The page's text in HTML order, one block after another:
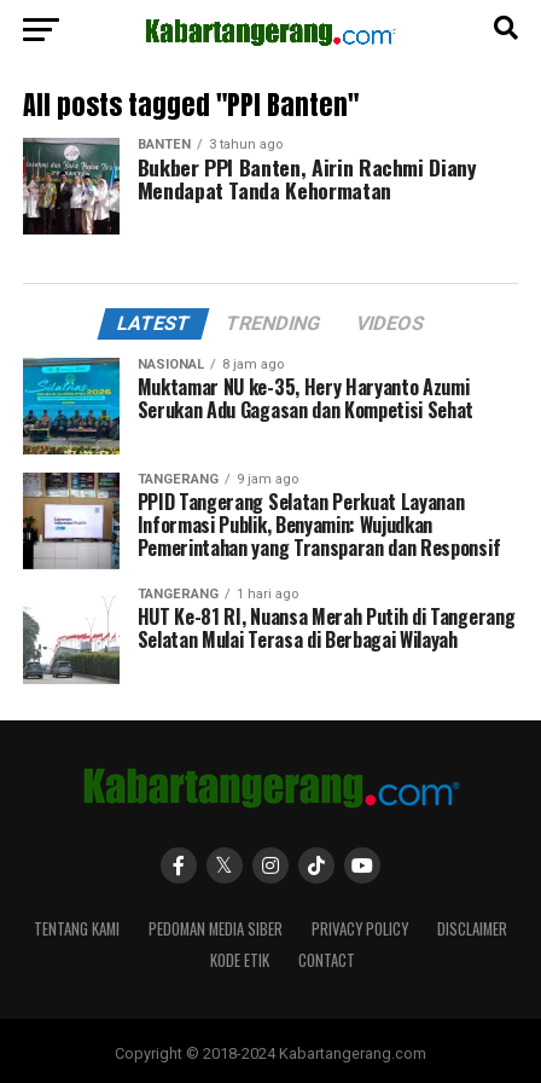
All posts tagged "PPI Banten"
BANTEN 3 tahun ago
Bukber PPI Banten, Airin Rachmi Diany
Mendapat Tanda Kehormatan
LATEST TRENDING VIDEOS
NASIONAL 8 jam ago
Muktamar NU ke-35, Hery Haryanto Azumi
Serukan Adu Gagasan dan Kompetisi Sehat
TANGERANG 9 jam ago
PPID Tangerang Selatan Perkuat Layanan
Informasi Publik, Benyamin: Wujudkan
Pemerintahan yang Transparan dan Responsif
TANGERANG 1 hari ago
HUT Ke-81 RI, Nuansa Merah Putih di Tangerang
Selatan Mulai Terasa di Berbagai Wilayah
TENTANG KAMI PEDOMAN MEDIA SIBER PRIVACY POLICY
DISCLAIMER
KODE ETIK
CONTACT
Copyright © 2018-2024 Kabartangerang.com